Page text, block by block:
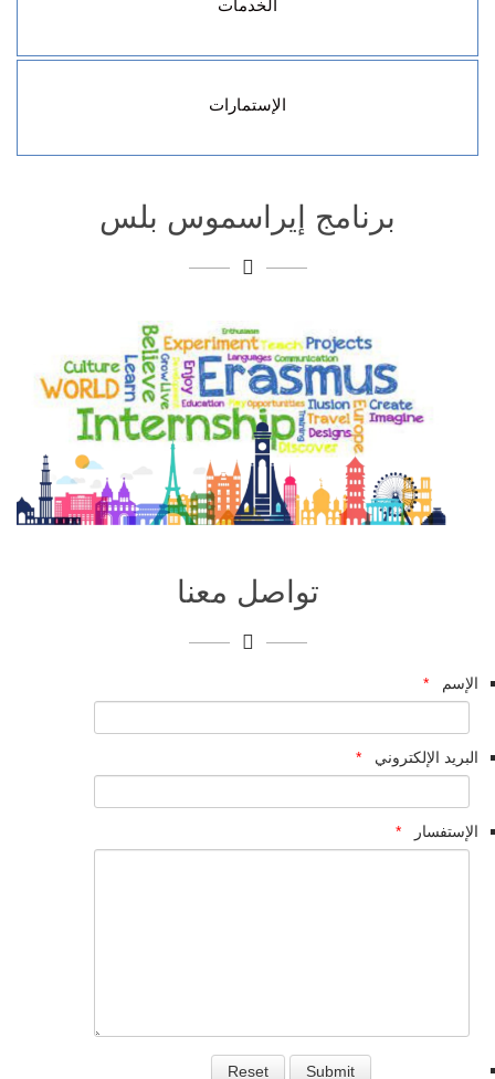
الخدمات
إستمارة طلب إنضمام للمنظمات الدولية
إستمار طلب زيارة رسمية
الإستمارات
إستمارةالتسجيل للباحث الزائر
برنامج إيراسموس بلس
تواصل معنا
الإسم *
البريد الإلكتروني *
الإستفسار *